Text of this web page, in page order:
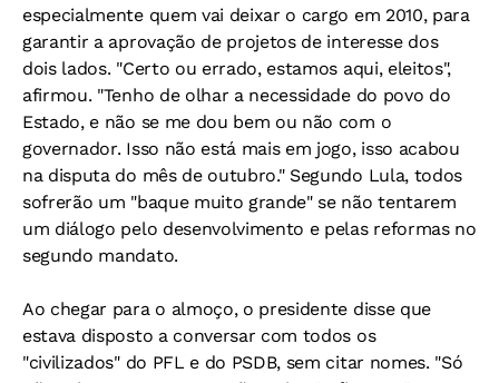
especialmente quem vai deixar o cargo em 2010, para
garantir a aprovação de projetos de interesse dos
dois lados. "Certo ou errado, estamos aqui, eleitos",
afirmou. "Tenho de olhar a necessidade do povo do
Estado, e não se me dou bem ou não com o
governador. Isso não está mais em jogo, isso acabou
na disputa do mês de outubro." Segundo Lula, todos
sofrerão um "baque muito grande" se não tentarem
um diálogo pelo desenvolvimento e pelas reformas no
segundo mandato.
Ao chegar para o almoço, o presidente disse que
estava disposto a conversar com todos os
"civilizados" do PFL e do PSDB, sem citar nomes. "Só